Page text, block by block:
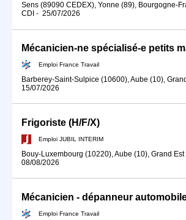
Sens (89090 CEDEX), Yonne (89), Bourgogne-
CDI - 25/07/2026
Emploi France Travail
Barberey-Saint-Sulpice (10600), Aube (10),
15/07/2026
Frigoriste (H/F/X)
Emploi JUBIL INTERIM
Bouy-Luxembourg (10220), Aube (10), Grand Est
08/08/2026
Mécanicien - dépanneur
Emploi France Travail